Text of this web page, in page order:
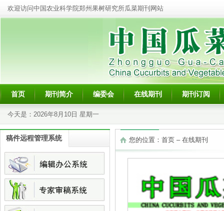
欢迎访问中国农业科学院郑州果树研究所瓜菜期刊网站
首页 期刊简介 编委会 在线期刊 期刊订阅
今天是： 2026年8月10日 星期一
稿件远程管理系统 您的位置： 首页 – 在线期刊